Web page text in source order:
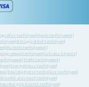
tanfolyam| Ápoló tanfolyamok
| Bérügyintéző tanfolyam|
| Burkoló tanfolyamok
tanfolyam| Cukrász képzés
Eladó tanfolyamok
Energetikus tanfolyam
Épületgépész technikus tanfolyam
sterilező tanfolyam
gép kezelő tanfolyam